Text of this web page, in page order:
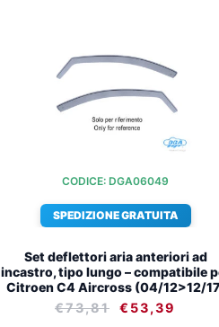
CODICE: DGA06049
SPEDIZIONE GRATUITA
Set deflettori aria anteriori ad
incastro, tipo lungo – compatibile
Citroen C4 Aircross (04/12>12/
€73,81
€73,81.
€ 53,39